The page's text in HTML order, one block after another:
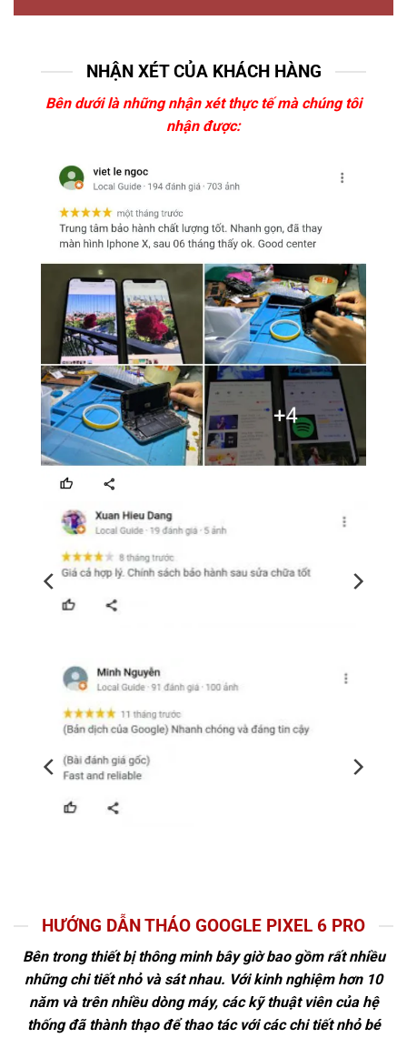
NHẬN XÉT CỦA KHÁCH HÀNG
Bên dưới là những nhận xét thực tế mà chúng tôi
nhận được:
HƯỚNG DẪN THÁO GOOGLE PIXEL 6 PRO
Bên trong thiết bị thông minh bây giờ bao gồm rất nhiều
những chi tiết nhỏ và sát nhau. Với kinh nghiệm hơn 10
năm và trên nhiều dòng máy, các kỹ thuật viên của hệ
thống đã thành thạo để thao tác với các chi tiết nhỏ bé